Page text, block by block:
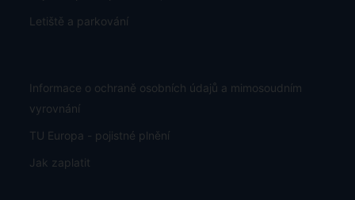
Letiště a parkování
Informace o ochraně osobních údajů a mimosoudním
vyrovnání
TU Europa - pojistné plnění
Jak zaplatit